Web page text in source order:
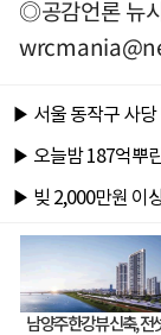
◎공감언론 뉴